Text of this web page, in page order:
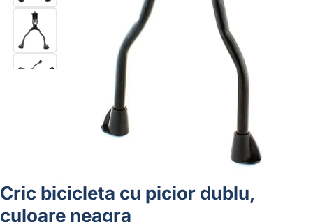
Cric bicicleta cu picior dublu,
culoare neagra